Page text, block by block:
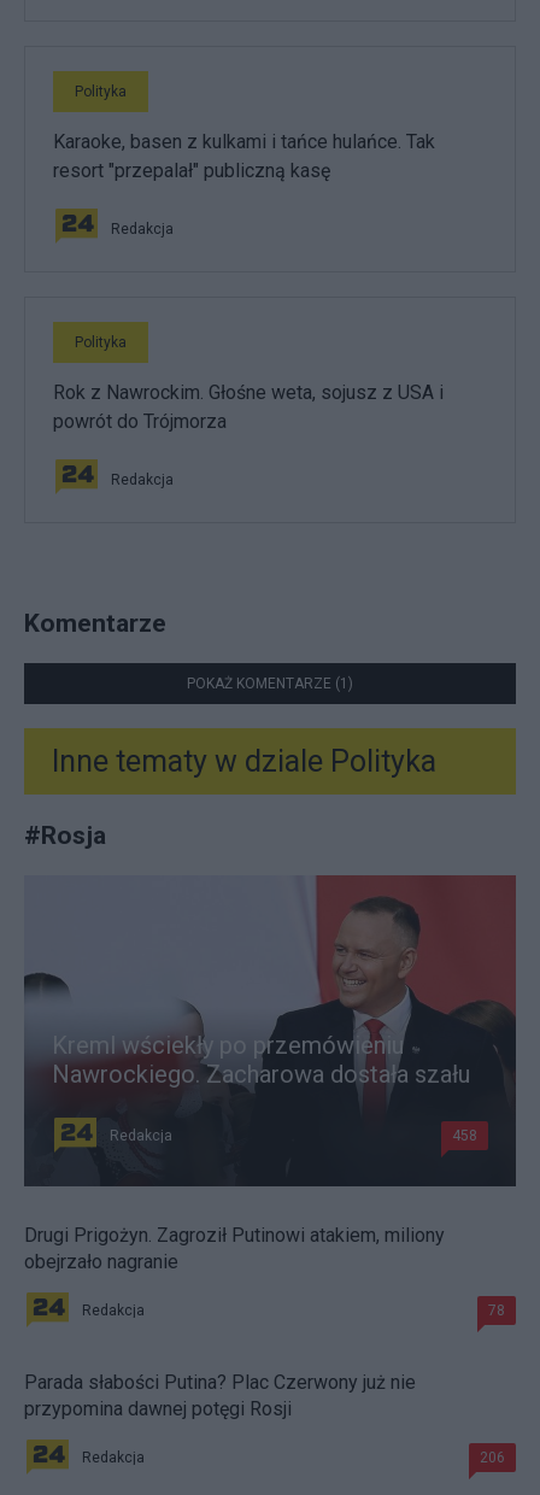
Polityka
Karaoke, basen z kulkami i tańce hulańce. Tak
resort "przepalał" publiczną kasę
Redakcja
Polityka
Rok z Nawrockim. Głośne weta, sojusz z USA i
powrót do Trójmorza
Redakcja
Komentarze
POKAŻ KOMENTARZE (1)
Inne tematy w dziale Polityka
#Rosja
Kreml wściekły po przemówieniu
Nawrockiego. Zacharowa dostała szału
Redakcja 458
Drugi Prigożyn. Zagroził Putinowi atakiem, miliony
obejrzało nagranie
Redakcja 78
Parada słabości Putina? Plac Czerwony już nie
przypomina dawnej potęgi Rosji
Redakcja 206